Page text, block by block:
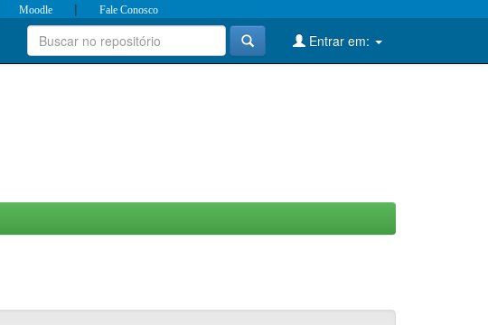
Moodle | Fale Conosco
Entrar em: